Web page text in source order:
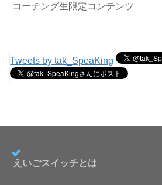
コーチング生限定コンテンツ
Tweets by tak_SpeaKing
えいごスイッチとは